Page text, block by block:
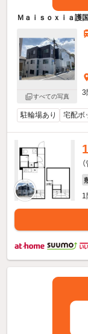
Ｍａｉｓｏｘｉａ護
すべての写真
3
駐輪場あり 宅配ボ
1